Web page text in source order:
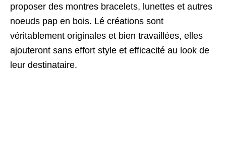
proposer des montres bracelets, lunettes et autres
noeuds pap en bois. Lé créations sont
véritablement originales et bien travaillées, elles
ajouteront sans effort style et efficacité au look de
leur destinataire.